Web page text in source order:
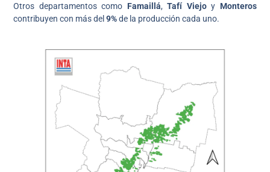
Otros departamentos como Famaillá,Tafí Viejoy Monteros
contribuyen con más del9%de la producción cada uno.